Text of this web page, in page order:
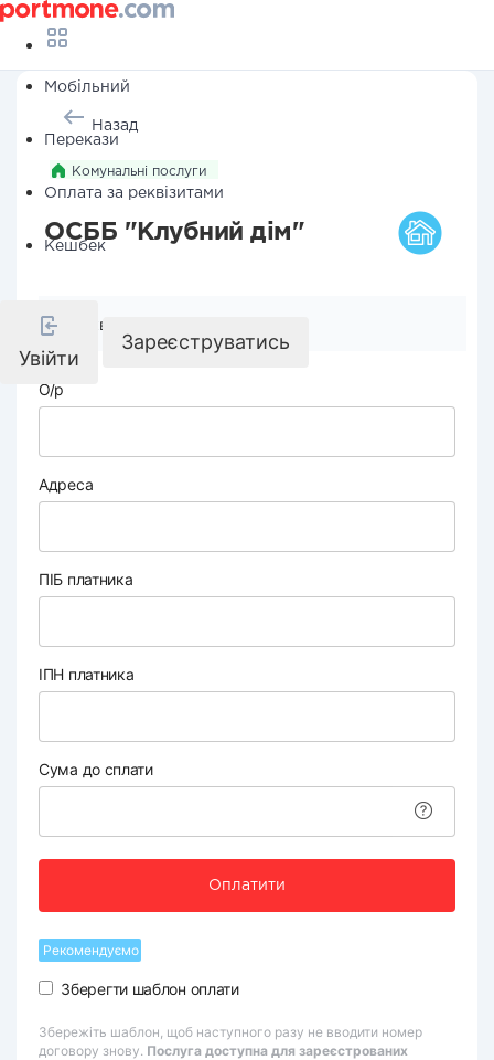
Мобільний
Перекази
Оплата за реквізитами
Кешбек
Увійти
Зареєструватись
Назад
Комунальні послуги
ОСББ "Клубний дім"
Реквізити компанії
О/р
Адреса
ПІБ платника
ІПН платника
Сума до сплати
Оплатити
Рекомендуємо
Зберегти шаблон оплати
Збережіть шаблон, щоб наступного разу не вводити номер
договору знову. Послуга доступна для зареєстрованих